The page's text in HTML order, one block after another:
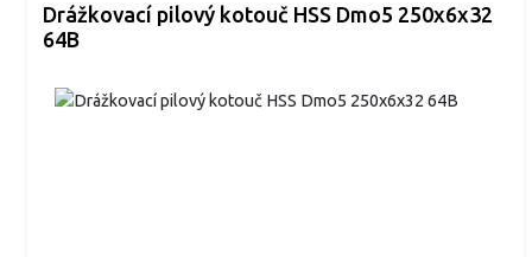
Drážkovací pilový kotouč HSS Dmo5 250x6x32
64B